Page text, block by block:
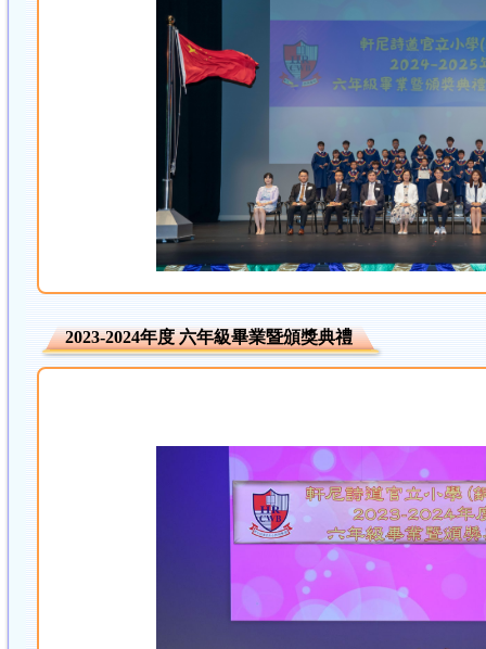
2023-2024年度 六年級畢業暨頒獎典禮